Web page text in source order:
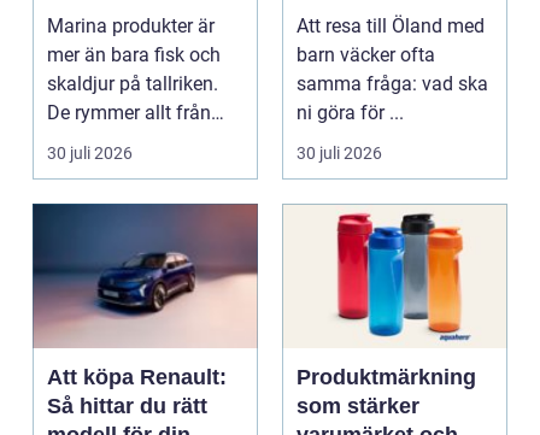
hållbara
upplevelser
Marina produkter är
mer än bara fisk och
skaldjur på tallriken.
De rymmer allt från
mat och hälsa ti...
30 juli 2026
hela familjen
Att resa till Öland med
barn väcker ofta
samma fråga: vad ska
ni göra för ...
30 juli 2026
Att köpa Renault:
Så hittar du rätt
Produktmärkning
som stärker